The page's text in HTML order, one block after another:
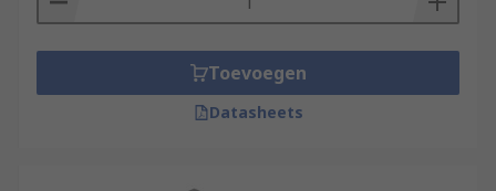
• Agricultural equipment
Toevoegen
Datasheets